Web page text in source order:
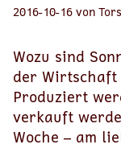
2016-10-16 von
Wozu sind
der
Produziert
verkauft
Woche – am